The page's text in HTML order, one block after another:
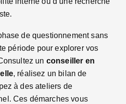
de questionnement sans
période pour explorer vos
un conseiller en
, réalisez un bilan de
à des ateliers de
Ces démarches vous